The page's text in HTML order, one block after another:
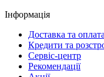
Інформація
Доставка та оплата
Кредити та
Сервіc-центр
Рекомендації